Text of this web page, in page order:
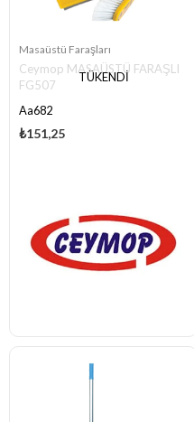
TÜKENDI
Masaüstü Faraşları
Ceymop MASAÜSTÜ FARAŞLI
FG507
Aa682
₺151,25